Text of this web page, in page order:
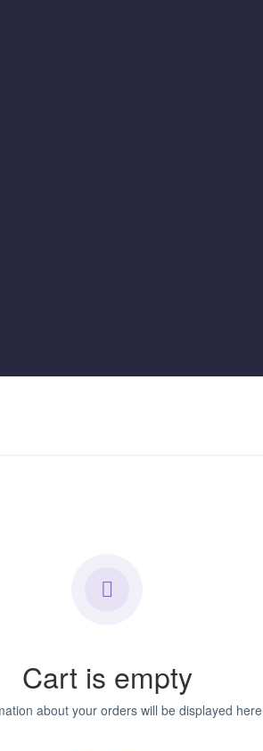
Cart is empty
about your orders will be displayed here